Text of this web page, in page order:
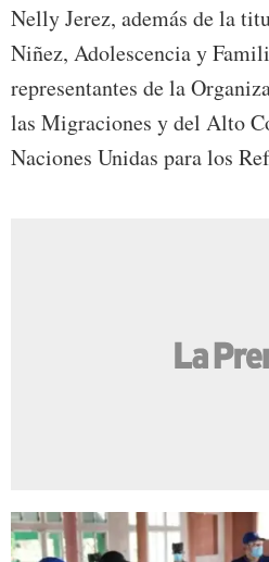
Nelly Jerez, además de la
Niñez, Adolescencia y
representantes de la
las Migraciones y del Alto
Naciones Unidas para los